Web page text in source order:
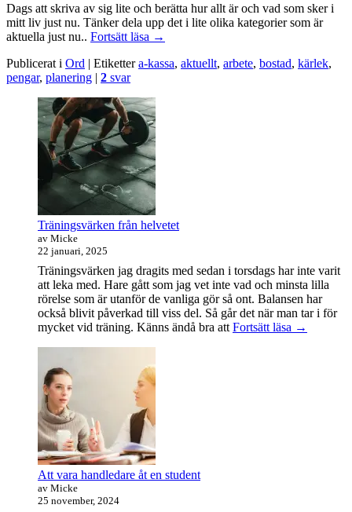
Dags att skriva av sig lite och berätta hur allt är och vad som sker i
mitt liv just nu. Tänker dela upp det i lite olika kategorier som är
aktuella just nu.. Fortsätt läsa Det
sker
→
Publicerat i Ord | Etiketter a-kassa, aktuellt, arbete, bostad, kärlek,
pengar, planering | 2 svar
Primära
sidofältet
Widget
område
Träningsvärken från helvetet
av Micke
22 januari, 2025
Träningsvärken jag dragits med sedan i torsdags har inte varit
att leka med. Hare gått som jag vet inte vad och minsta lilla
rörelse som är utanför de vanliga gör så ont. Balansen har
också blivit påverkad till viss del. Så går det när man tar i för
mycket vid träning. Känns ändå bra att Fortsätt läsa →
Att vara handledare åt en student
av Micke
25 november, 2024